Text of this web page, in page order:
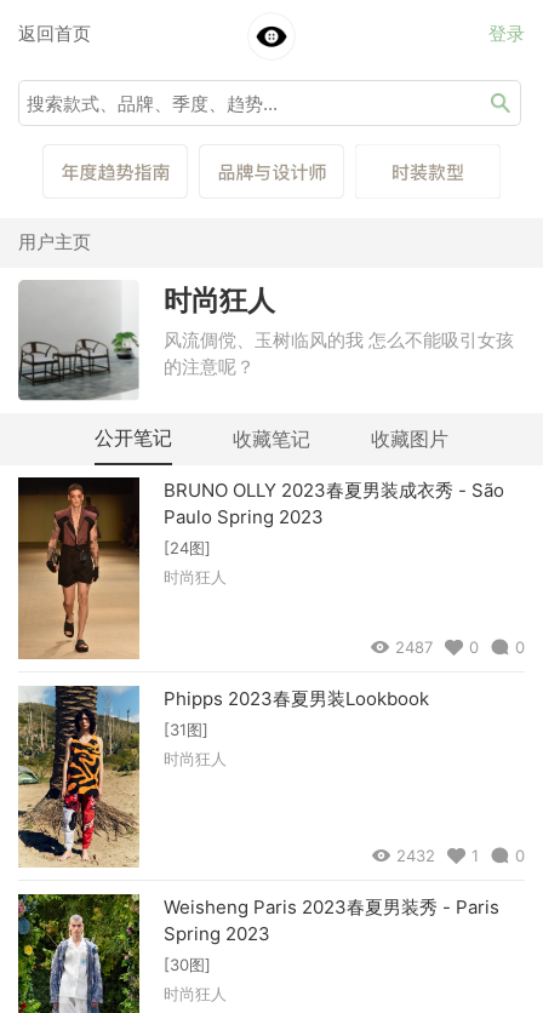
返回首页 登录
用户主页
时尚狂人
风流倜傥、玉树临风的我 怎么不能吸引女孩
的注意呢？
公开笔记 收藏笔记 收藏图片
BRUNO OLLY 2023春夏男装成衣秀 - São
Paulo Spring 2023
[24图]
时尚狂人
2487 0 0
Phipps 2023春夏男装Lookbook
[31图]
时尚狂人
2432 1 0
Weisheng Paris 2023春夏男装秀 - Paris
Spring 2023
[30图]
时尚狂人